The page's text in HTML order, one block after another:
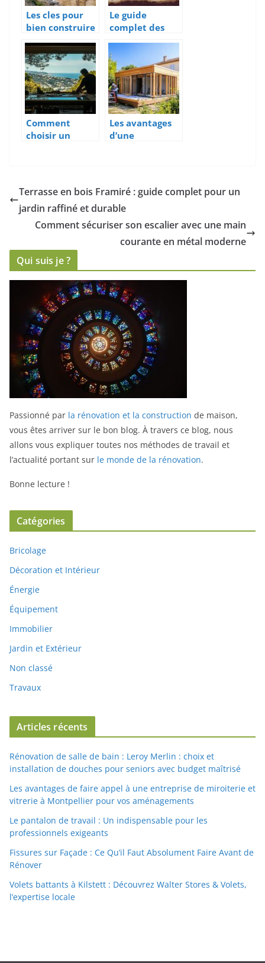
Les cles pour
bien construire
sa maison aux
Sables d’Olonne
Le guide
complet des
solutions pour
deboucher une
canalisation
enterree
Comment
choisir un
projets de
verre sur
mesure
Les avantages
d’une
à Montpellier
Terrasse en bois Framiré : guide complet pour un
jardin raffiné et durable
Comment sécuriser son escalier avec une main
courante en métal moderne
Qui suis je ?
Passionné par la rénovation et la construction de maison,
vous êtes arriver sur le bon blog. À travers ce blog, nous
allons vous expliquer toutes nos méthodes de travail et
l’actualité portant sur le monde de la rénovation.
Bonne lecture !
Catégories
Bricolage
Décoration et Intérieur
Énergie
Équipement
Immobilier
Jardin et Extérieur
Non classé
Travaux
Articles récents
Rénovation de salle de bain : Leroy Merlin : choix et
installation de douches pour seniors avec budget maîtrisé
Les avantages de faire appel à une entreprise de miroiterie et
vitrerie à Montpellier pour vos aménagements
Le pantalon de travail : Un indispensable pour les
professionnels exigeants
Fissures sur Façade : Ce Qu’il Faut Absolument Faire Avant de
Rénover
Volets battants à Kilstett : Découvrez Walter Stores & Volets,
l’expertise locale